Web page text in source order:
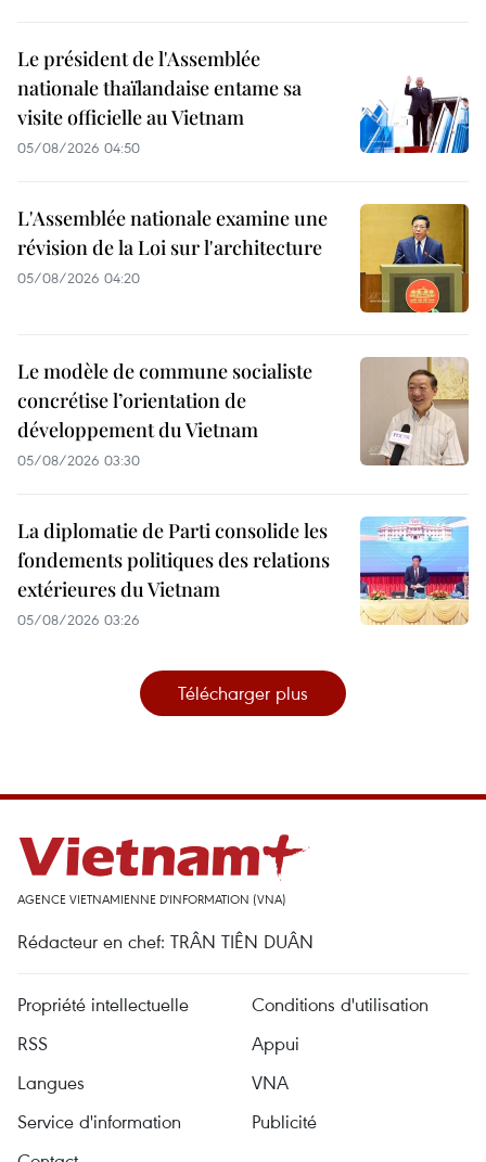
Le président de l'Assemblée
nationale thaïlandaise entame sa
visite officielle au Vietnam
05/08/2026 04:50
L'Assemblée nationale examine une
révision de la Loi sur l'architecture
05/08/2026 04:20
Le modèle de commune socialiste
concrétise l’orientation de
développement du Vietnam
05/08/2026 03:30
La diplomatie de Parti consolide les
fondements politiques des relations
extérieures du Vietnam
05/08/2026 03:26
Télécharger plus
AGENCE VIETNAMIENNE D'INFORMATION (VNA)
Rédacteur en chef: TRÂN TIÊN DUÂN
Propriété intellectuelle
Conditions d'utilisation
RSS
Appui
Langues
VNA
Service d'information
Publicité